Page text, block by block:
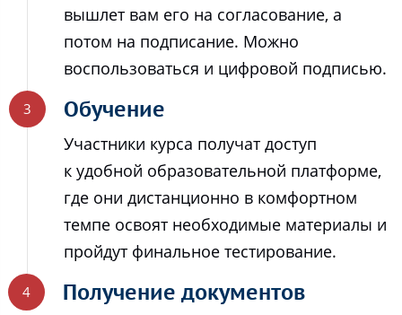
вышлет вам его на согласование, а
потом на подписание. Можно
воспользоваться и цифровой подписью.
Обучение
Участники курса получат доступ
к удобной образовательной платформе,
где они дистанционно в комфортном
темпе освоят необходимые материалы и
пройдут финальное тестирование.
Получение документов